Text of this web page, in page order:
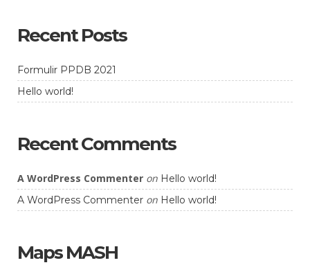
Recent Posts
Formulir PPDB 2021
Hello world!
Recent Comments
A WordPress Commenter on Hello world!
A WordPress Commenter on Hello world!
Maps MASH